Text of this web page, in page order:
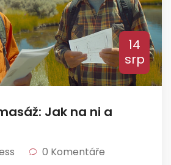
14
srp
Jak na ni a
0 Komentáře